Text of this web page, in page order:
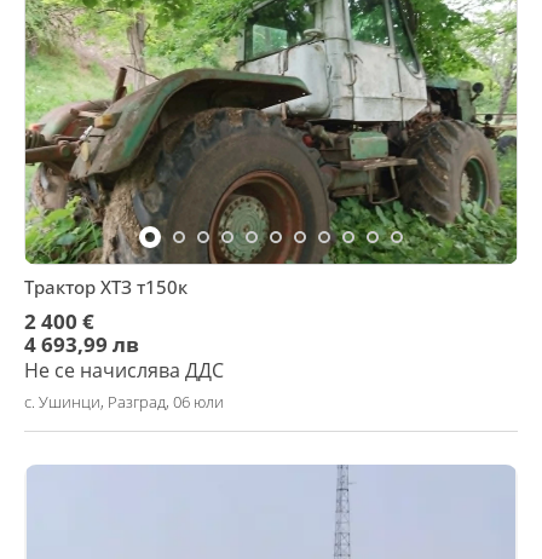
Трактор ХТЗ т150к
2 400 €
4 693,99 лв
Не се начислява ДДС
с. Ушинци, Разград, 06 юли